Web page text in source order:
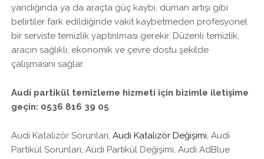
yandığında ya da araçta güç kaybı, duman artışı gibi
belirtiler fark edildiğinde vakit kaybetmeden profesyonel
bir serviste temizlik yaptırılması gerekir. Düzenli temizlik,
aracın sağlıklı, ekonomik ve çevre dostu şekilde
çalışmasını sağlar.
Audi partikül temizleme hizmeti için bizimle iletişime
geçin: 0536 816 39 05
Audi Katalizör Sorunları,Audi Katalizör Değişimi, Audi
Partikül Sorunları, Audi Partikül Değişimi, Audi AdBlue